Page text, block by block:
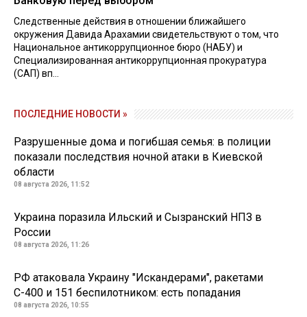
Следственные действия в отношении ближайшего
окружения Давида Арахамии свидетельствуют о том, что
Национальное антикоррупционное бюро (НАБУ) и
Специализированная антикоррупционная прокуратура
(САП) вп...
ПОСЛЕДНИЕ НОВОСТИ »
Разрушенные дома и погибшая семья: в полиции
показали последствия ночной атаки в Киевской
области
08 августа 2026, 11:52
Украина поразила Ильский и Сызранский НПЗ в
России
08 августа 2026, 11:26
РФ атаковала Украину "Искандерами", ракетами
С-400 и 151 беспилотником: есть попадания
08 августа 2026, 10:55